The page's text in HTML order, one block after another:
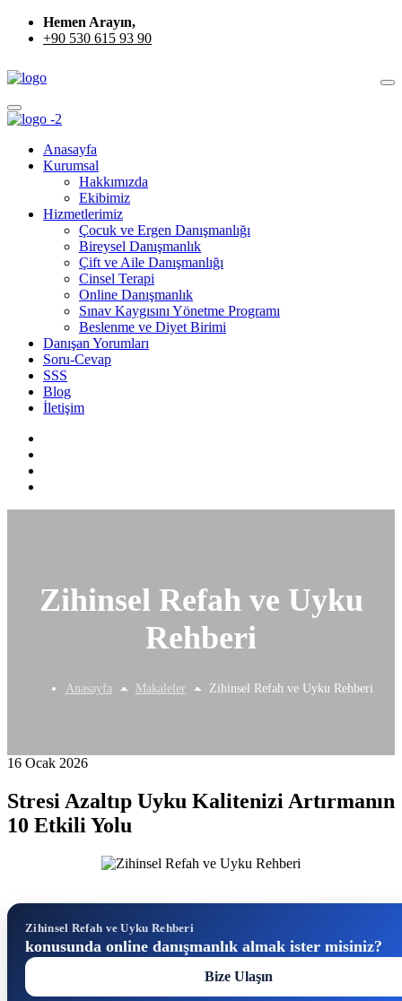
Hemen Arayın,
+90 530 615 93 90
Anasayfa
Kurumsal
Hakkımızda
Ekibimiz
Hizmetlerimiz
Çocuk ve Ergen Danışmanlığı
Bireysel Danışmanlık
Çift ve Aile Danışmanlığı
Cinsel Terapi
Online Danışmanlık
Sınav Kaygısını Yönetme Programı
Beslenme ve Diyet Birimi
Danışan Yorumları
Soru-Cevap
SSS
Blog
İletişim
Zihinsel Refah ve Uyku
Rehberi
Anasayfa Makaleler Zihinsel Refah ve Uyku Rehberi
16 Ocak 2026
Stresi Azaltıp Uyku Kalitenizi Artırmanın
10 Etkili Yolu
Zihinsel Refah ve Uyku Rehberi
konusunda online danışmanlık almak ister misiniz?
Bize Ulaşın